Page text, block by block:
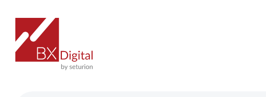
Inhalt
springen